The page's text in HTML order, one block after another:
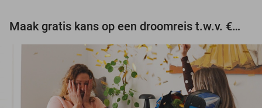
Maak gratis kans op een droomreis t.w.v. €3.000!